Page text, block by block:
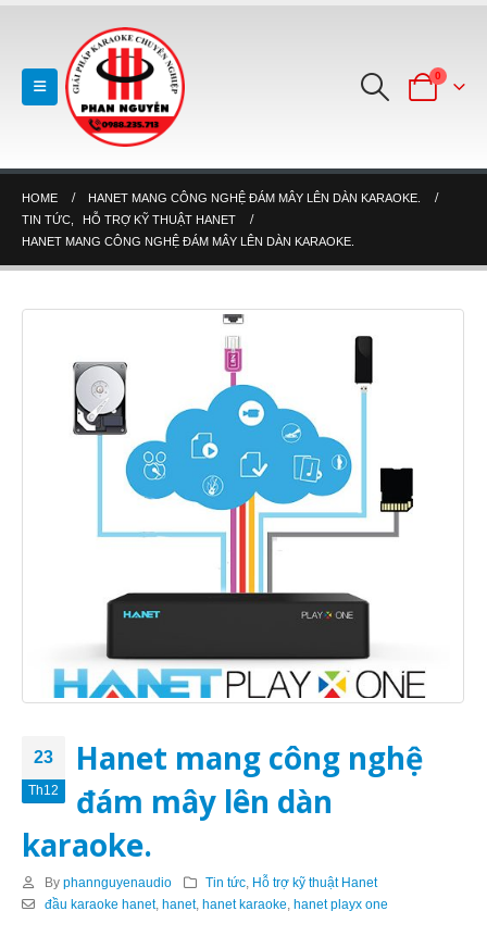
0
HOME
HANET MANG CÔNG NGHỆ ĐÁM MÂY LÊN DÀN KARAOKE.
TIN TỨC
HỖ TRỢ KỸ THUẬT HANET
HANET MANG CÔNG NGHỆ ĐÁM MÂY LÊN DÀN KARAOKE.
23
Th12
Hanet mang công nghệ
đám mây lên dàn
karaoke.
By phannguyenaudio Tin tức Hỗ trợ kỹ thuật Hanet
đầu karaoke hanet, hanet, hanet karaoke hanet playx one